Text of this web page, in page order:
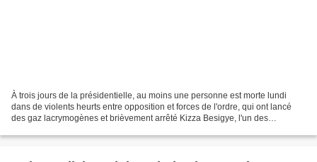
À trois jours de la présidentielle, au moins une personne est morte lundi
dans de violents heurts entre opposition et forces de l'ordre, qui ont lancé
des gaz lacrymogènes et brièvement arrêté Kizza Besigye, l'un des